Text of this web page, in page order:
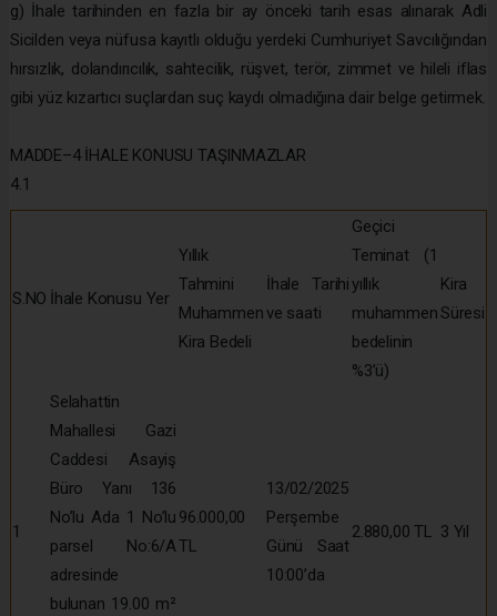
g) İhale tarihinden en fazla bir ay önceki tarih esas alınarak Adli
Sicilden veya nüfusa kayıtlı olduğu yerdeki Cumhuriyet Savcılığından
hırsızlık, dolandırıcılık, sahtecilik, rüşvet, terör, zimmet ve hileli iflas
gibi yüz kızartıcı suçlardan suç kaydı olmadığına dair belge getirmek.
MADDE–4 İHALE KONUSU TAŞINMAZLAR
4.1
S.NO İhale Konusu Yer
Yıllık
Tahmini
Muhammen
Kira Bedeli
İhale Tarihi
ve saati
Geçici
Teminat (1
yıllık
muhammen
bedelinin
%3’ü)
Kira
Süresi
1
Selahattin
Mahallesi Gazi
Caddesi Asayiş
Büro Yanı 136
No’lu Ada 1 No’lu
parsel No:6/A
adresinde
bulunan 19.00 m²
96.000,00
TL
13/02/2025
Perşembe
Günü Saat
10:00’da
2.880,00 TL 3 Yıl